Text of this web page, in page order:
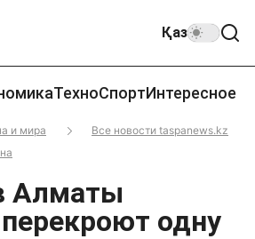
Қаз
ТехноСпортИнтересное
и мира
Все новости taspanews.kz
Алматы
одну